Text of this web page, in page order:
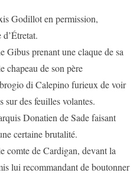
Godillot en permission,
Gibus prenant une claque de sa
chapeau de son père
di Calepino furieux de voir
sur des feuilles volantes.
Donatien de Sade faisant
certaine brutalité.
comte de Cardigan, devant la
lui recommandant de boutonner